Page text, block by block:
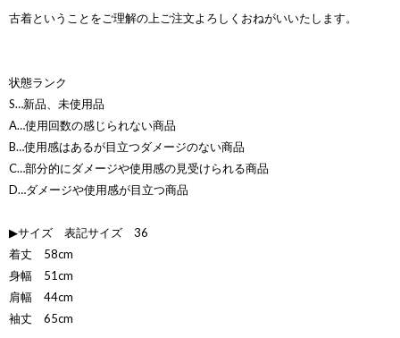
古着ということをご理解の上ご注文よろしくおねがいいたします。
状態ランク
S…新品、未使用品
A…使用回数の感じられない商品
B…使用感はあるが目立つダメージのない商品
C…部分的にダメージや使用感の見受けられる商品
D…ダメージや使用感が目立つ商品
▶サイズ 表記サイズ 36
着丈 58cm
身幅 51cm
肩幅 44cm
袖丈 65cm